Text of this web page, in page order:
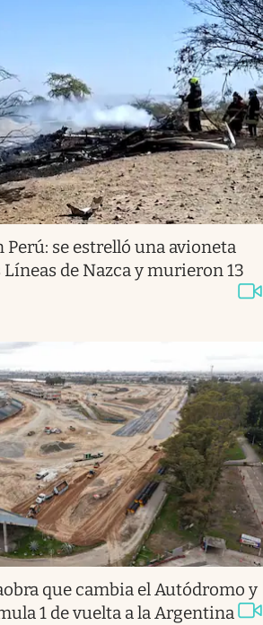
Perú: se estrelló una avioneta
de Nazca y murieron 13
que cambia el Autódromo y
1 de vuelta a la Argentina